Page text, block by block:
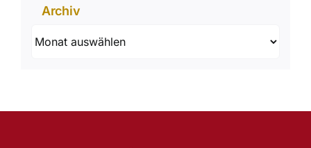
Archiv